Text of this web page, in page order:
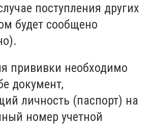
поступления других
будет сообщено
прививки необходимо
документ,
личность (паспорт) на
номер учетной